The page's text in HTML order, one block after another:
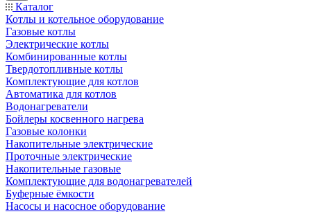
Каталог
Котлы и котельное оборудование
Газовые котлы
Электрические котлы
Комбинированные котлы
Твердотопливные котлы
Комплектующие для котлов
Автоматика для котлов
Водонагреватели
Бойлеры косвенного нагрева
Газовые колонки
Накопительные электрические
Проточные электрические
Накопительные газовые
Комплектующие для водонагревателей
Буферные ёмкости
Насосы и насосное оборудование